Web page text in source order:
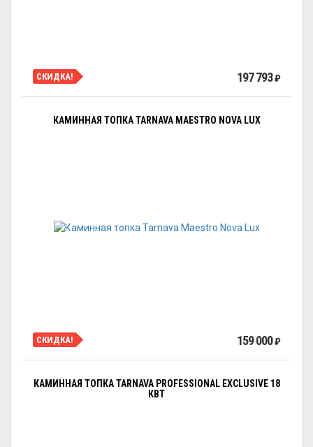
СКИДКА! 197 793₽
КАМИННАЯ ТОПКА TARNAVA MAESTRO NOVA LUX
СКИДКА! 159 000₽
КАМИННАЯ ТОПКА TARNAVA PROFESSIONAL EXCLUSIVE 18
КВТ